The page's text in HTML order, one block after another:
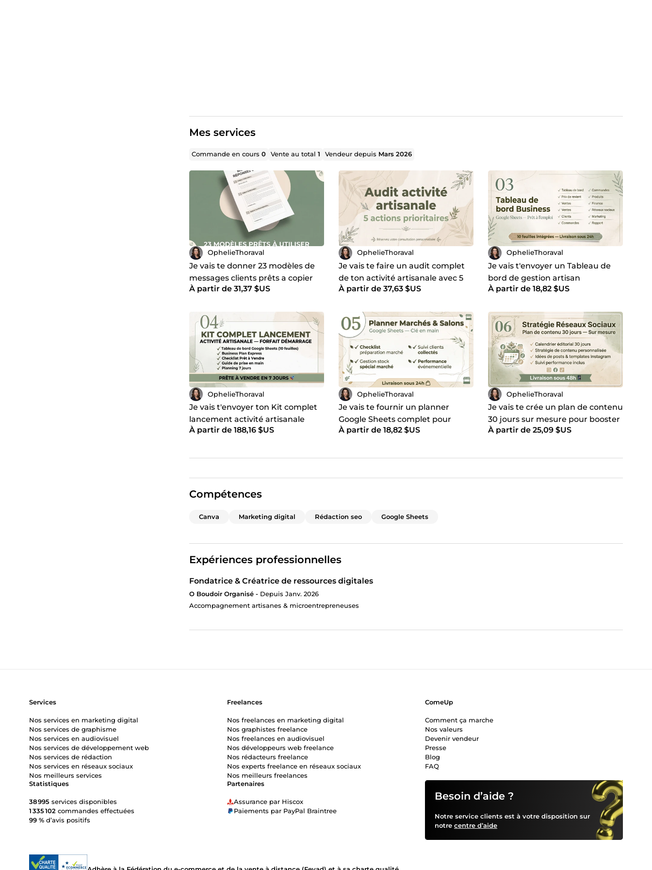
Mes services
Commande en cours0 Vente au total1 Vendeur depuis Mars 2026
OphelieThoraval
Je vais te donner 23 modèles de
messages clients prêts a copier
coller
À partir de 31,37 $US
OphelieThoraval
Je vais te faire un audit complet
de ton activité artisanale avec 5
actions prioritaires
À partir de 37,63 $US
OphelieThoraval
Je vais t'envoyer un Tableau de
bord de gestion artisan
À partir de 18,82 $US
OphelieThoraval
Je vais t'envoyer ton Kit complet
lancement activité artisanale
À partir de 188,16 $US
OphelieThoraval
Je vais te fournir un planner
Google Sheets complet pour
organiser et rentabiliser tes
À partir de 18,82 $US
OphelieThoraval
Je vais te crée un plan de contenu
30 jours sur mesure pour booster
ta présence sur les réseaux
À partir de 25,09 $US
Compétences
Canva Marketing digital Rédaction seo Google Sheets
Expériences professionnelles
Fondatrice & Créatrice de ressources digitales
O Boudoir Organisé - Depuis Janv. 2026
Accompagnement artisanes & microentrepreneuses
Besoin d’aide ?
Notre service clients est à votre disposition sur
notre centre d’aide
Partenaires
Assurance par Hiscox
Paiements par PayPal Braintree
Statistiques
38 995 services disponibles
1 335 102 commandes effectuées
99 % d’avis positifs
Services
Nos services en marketing digital
Nos services de graphisme
Nos services en audiovisuel
Nos services de développement web
Nos services de rédaction
Nos services en réseaux sociaux
Nos meilleurs services
Freelances
Nos freelances en marketing digital
Nos graphistes freelance
Nos freelances en audiovisuel
Nos développeurs web freelance
Nos rédacteurs freelance
Nos experts freelance en réseaux sociaux
Nos meilleurs freelances
ComeUp
Comment ça marche
Nos valeurs
Devenir vendeur
Presse
Blog
FAQ